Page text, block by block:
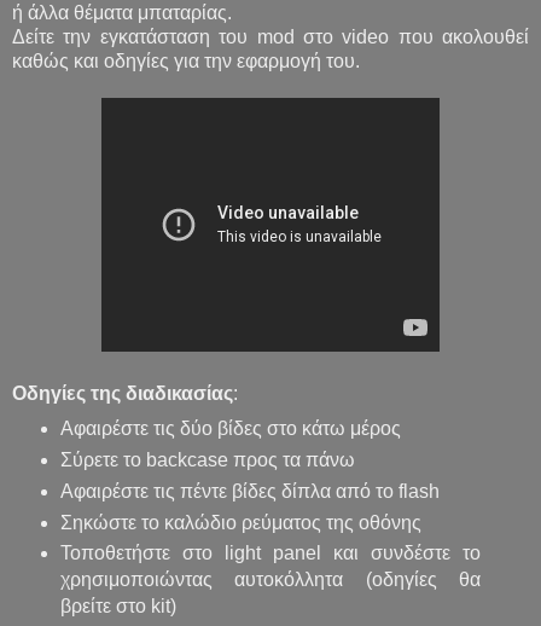
ή άλλα θέματα μπαταρίας.
Δείτε την εγκατάσταση του mod στο video που ακολουθεί
καθώς και οδηγίες για την εφαρμογή του.
Οδηγίες της διαδικασίας:
Αφαιρέστε τις δύο βίδες στο κάτω μέρος
Σύρετε το backcase προς τα πάνω
Αφαιρέστε τις πέντε βίδες δίπλα από το flash
Σηκώστε το καλώδιο ρεύματος της οθόνης
Τοποθετήστε στο light panel και συνδέστε το
χρησιμοποιώντας αυτοκόλλητα (οδηγίες θα
βρείτε στο kit)